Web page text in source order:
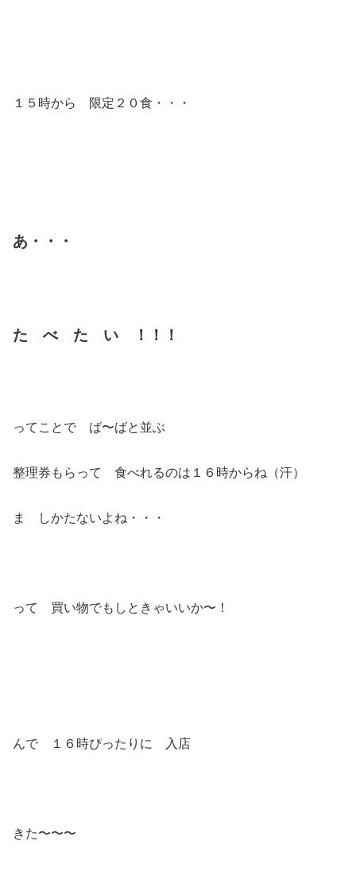
１５時から 限定２０食・・・
あ・・・
た べ た い ！！！
ってことで ば〜ばと並ぶ
整理券もらって 食べれるのは１６時からね（汗）
ま しかたないよね・・・
って 買い物でもしときゃいいか〜！
んで １６時ぴったりに 入店
きた〜〜〜